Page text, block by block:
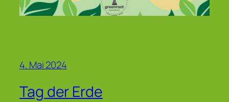
4. Mai 2024
Tag der Erde